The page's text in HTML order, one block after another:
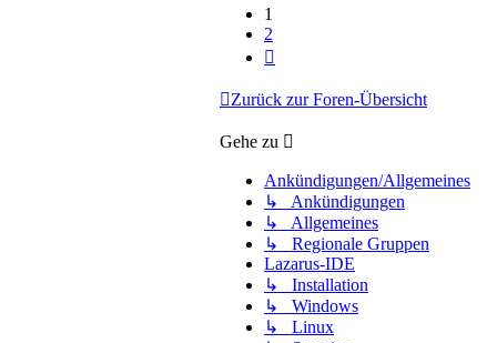
1
2
Zurück zur Foren-Übersicht
Gehe zu
Ankündigungen/Allgemeines
↳ Ankündigungen
↳ Allgemeines
↳ Regionale Gruppen
Lazarus-IDE
↳ Installation
↳ Windows
↳ Linux